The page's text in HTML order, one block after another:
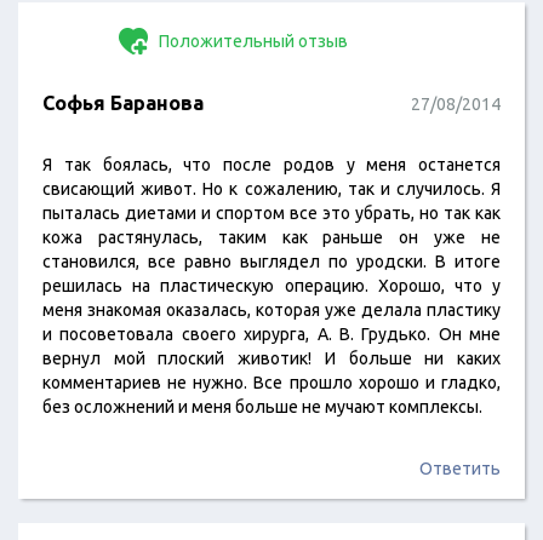
Положительный отзыв
Софья Баранова 27/08/2014
Я так боялась, что после родов у меня останется
свисающий живот. Но к сожалению, так и случилось. Я
пыталась диетами и спортом все это убрать, но так как
кожа растянулась, таким как раньше он уже не
становился, все равно выглядел по уродски. В итоге
решилась на пластическую операцию. Хорошо, что у
меня знакомая оказалась, которая уже делала пластику
и посоветовала своего хирурга, А. В. Грудько. Он мне
вернул мой плоский животик! И больше ни каких
комментариев не нужно. Все прошло хорошо и гладко,
без осложнений и меня больше не мучают комплексы.
Ответить